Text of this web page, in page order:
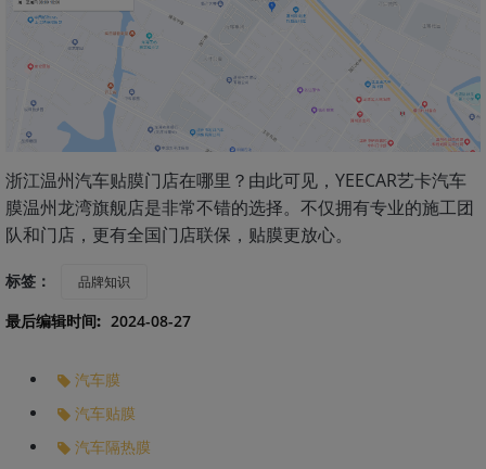
浙江温州汽车贴膜门店在哪里？由此可见，YEECAR艺卡汽车
膜温州龙湾旗舰店是非常不错的选择。不仅拥有专业的施工团
队和门店，更有全国门店联保，贴膜更放心。
标签： 品牌知识
最后编辑时间: 2024-08-27
汽车膜
汽车贴膜
汽车隔热膜